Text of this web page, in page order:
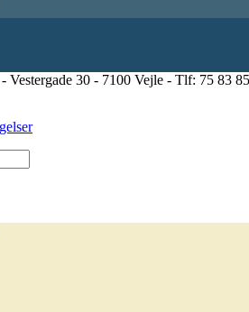
30 - 7100 Vejle - Tlf: 75 83